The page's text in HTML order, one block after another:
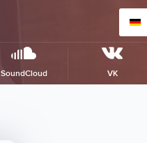
SoundCloud VK